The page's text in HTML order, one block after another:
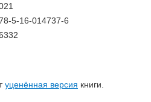
5-16-014737-6
уценённая версия книги.